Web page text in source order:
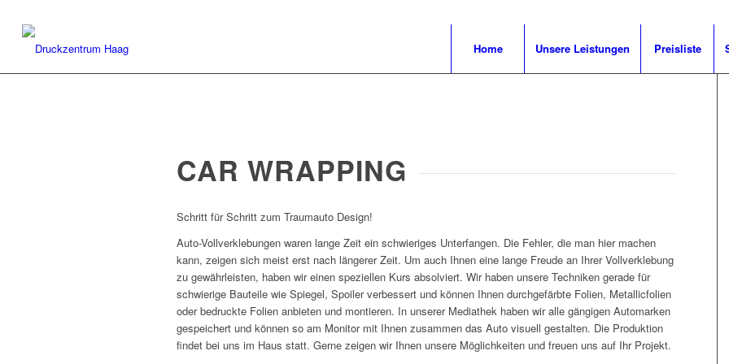
Home Unsere Leistungen Preisliste
CAR WRAPPING
Schritt für Schritt zum Traumauto Design!
Auto-Vollverklebungen waren lange Zeit ein schwieriges Unterfangen. Die Fehler, die man hier machen
kann, zeigen sich meist erst nach längerer Zeit. Um auch Ihnen eine lange Freude an Ihrer Vollverklebung
zu gewährleisten, haben wir einen speziellen Kurs absolviert. Wir haben unsere Techniken gerade für
schwierige Bauteile wie Spiegel, Spoiler verbessert und können Ihnen durchgefärbte Folien, Metallicfolien
oder bedruckte Folien anbieten und montieren. In unserer Mediathek haben wir alle gängigen Automarken
gespeichert und können so am Monitor mit Ihnen zusammen das Auto visuell gestalten. Die Produktion
findet bei uns im Haus statt. Gerne zeigen wir Ihnen unsere Möglichkeiten und freuen uns auf Ihr Projekt.